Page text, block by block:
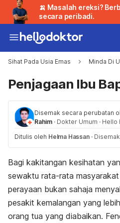
🍌 Masalah ereksi?
secara peribadi.
Sihat Pada Usia Emas Minda Di
Penjagaan Ibu
Disemak secara perubatan
Rahim · Dokter Umum · Hello
Ditulis oleh Helma Hassan ·
Bagi kakitangan kesihatan
sewaktu rata-rata
perayaan bukan sahaja
pesakit kemalangan yang
orang tua yang diabaikan.